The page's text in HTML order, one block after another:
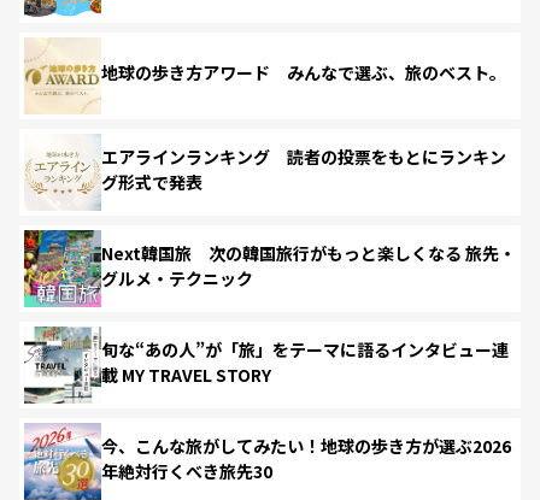
地球の歩き方アワード みんなで選ぶ、旅のベスト。
エアラインランキング 読者の投票をもとにランキン
グ形式で発表
Next韓国旅 次の韓国旅行がもっと楽しくなる 旅先・
グルメ・テクニック
旬な“あの人”が「旅」をテーマに語るインタビュー連
載 MY TRAVEL STORY
今、こんな旅がしてみたい！地球の歩き方が選ぶ2026
年絶対行くべき旅先30